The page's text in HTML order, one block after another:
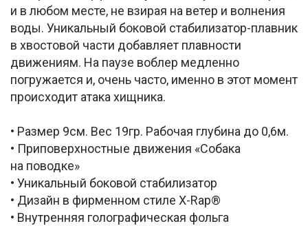
и в любом месте, не взирая на ветер и волнения
воды. Уникальный боковой стабилизатор-плавник
в хвостовой части добавляет плавности
движениям. На паузе воблер медленно
погружается и, очень часто, именно в этот момент
происходит атака хищника.
• Размер 9см. Вес 19гр. Рабочая глубина до 0,6м.
• Приповерхностные движения «Собака
на поводке»
• Уникальный боковой стабилизатор
• Дизайн в фирменном стиле X-Rap®
• Внутренняя голографическая фольга